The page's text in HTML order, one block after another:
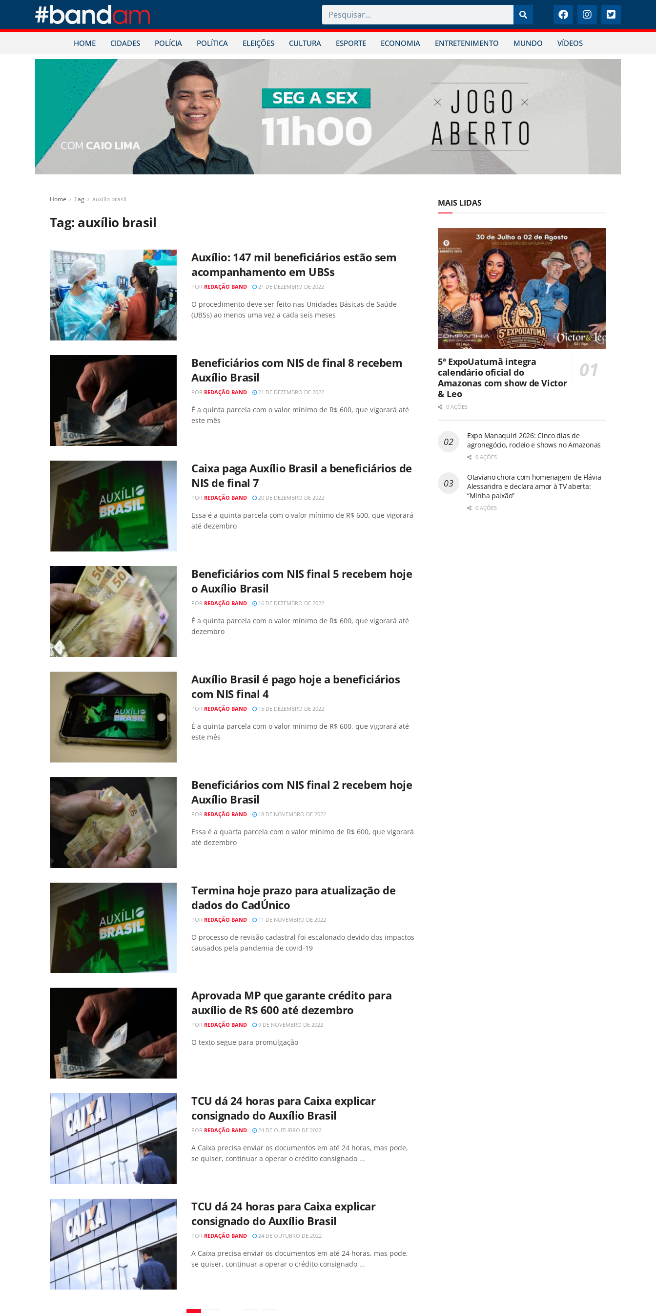
HOME CIDADES POLÍCIA POLÍTICA ELEIÇÕES CULTURA ESPORTE ECONOMIA ENTRETENIMENTO MUNDO VÍDEOS
Home Tag auxílio brasil
Tag: auxílio brasil
Auxílio: 147 mil beneficiários estão sem
acompanhamento em UBSs
POR REDAÇÃO BAND 21 DE DEZEMBRO DE 2022
O procedimento deve ser feito nas Unidades Básicas de Saúde
(UBSs) ao menos uma vez a cada seis meses
Beneficiários com NIS de final 8 recebem
Auxílio Brasil
POR REDAÇÃO BAND 21 DE DEZEMBRO DE 2022
É a quinta parcela com o valor mínimo de R$ 600, que vigorará até
este mês
Caixa paga Auxílio Brasil a beneficiários de
NIS de final 7
POR REDAÇÃO BAND 20 DE DEZEMBRO DE 2022
Essa é a quinta parcela com o valor mínimo de R$ 600, que vigorará
até dezembro
Beneficiários com NIS final 5 recebem hoje
o Auxílio Brasil
POR REDAÇÃO BAND 16 DE DEZEMBRO DE 2022
É a quinta parcela com o valor mínimo de R$ 600, que vigorará até
dezembro
Auxílio Brasil é pago hoje a beneficiários
com NIS final 4
POR REDAÇÃO BAND 15 DE DEZEMBRO DE 2022
É a quinta parcela com o valor mínimo de R$ 600, que vigorará até
este mês
Beneficiários com NIS final 2 recebem hoje
Auxílio Brasil
POR REDAÇÃO BAND 18 DE NOVEMBRO DE 2022
Essa é a quarta parcela com o valor mínimo de R$ 600, que vigorará
até dezembro
Termina hoje prazo para atualização de
dados do CadÚnico
POR REDAÇÃO BAND 11 DE NOVEMBRO DE 2022
O processo de revisão cadastral foi escalonado devido dos impactos
causados pela pandemia de covid-19
Aprovada MP que garante crédito para
auxílio de R$ 600 até dezembro
POR REDAÇÃO BAND 9 DE NOVEMBRO DE 2022
O texto segue para promulgação
TCU dá 24 horas para Caixa explicar
consignado do Auxílio Brasil
POR REDAÇÃO BAND 24 DE OUTUBRO DE 2022
A Caixa precisa enviar os documentos em até 24 horas, mas pode,
se quiser, continuar a operar o crédito consignado ...
TCU dá 24 horas para Caixa explicar
consignado do Auxílio Brasil
POR REDAÇÃO BAND 24 DE OUTUBRO DE 2022
A Caixa precisa enviar os documentos em até 24 horas, mas pode,
se quiser, continuar a operar o crédito consignado ...
MAIS LIDAS
5ª ExpoUatumã integra
calendário oficial do
Amazonas com show de Victor
& Leo
0 AÇÕES
Expo Manaquiri 2026: Cinco dias de
agronegócio, rodeio e shows no Amazonas
0 AÇÕES
Otaviano chora com homenagem de Flávia
Alessandra e declara amor à TV aberta:
“Minha paixão”
0 AÇÕES